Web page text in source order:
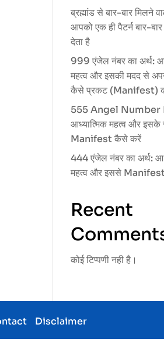
ब्रह्मांड से बार-बार मिलने
आपको एक ही पैटर्न बार-बार
देता है
999 एंजेल नंबर का अर्थ:
महत्व और इसकी मदद से
कैसे प्रकट (Manifest)
555 Angel Number
आध्यात्मिक महत्व और इसके
Manifest कैसे करें
444 एंजेल नंबर का अर्थ:
महत्व और इससे
Recent
कोई टिप्पणी नही है।
Disclaimer
More About Angels